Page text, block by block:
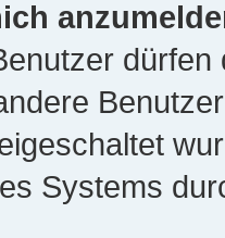
Systems